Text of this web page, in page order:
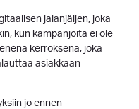
jalanjäljen, joka
kun kampanjoita ei ole
kerroksena, joka
asiakkaan
jo ennen